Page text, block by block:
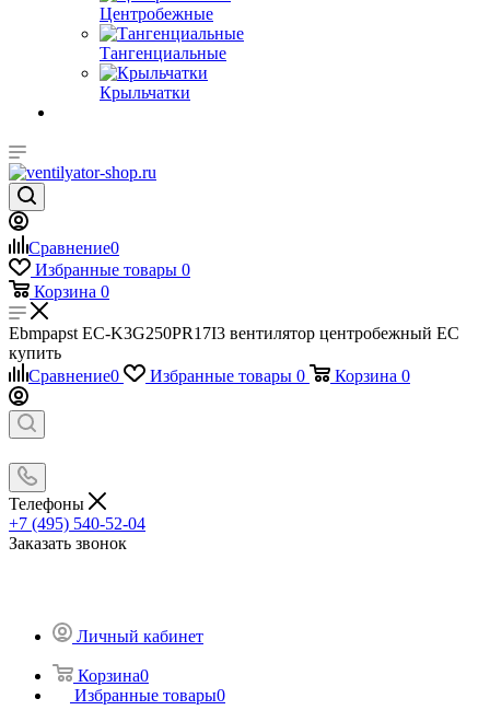
Центробежные
Тангенциальные
Крыльчатки
Сравнение0
Избранные товары 0
Корзина 0
Ebmpapst ЕС-K3G250PR17I3 вентилятор центробежный EC
купить
Сравнение0 Избранные товары 0 Корзина 0
Телефоны
+7 (495) 540-52-04
Заказать звонок
Личный кабинет
Корзина0
Избранные товары0